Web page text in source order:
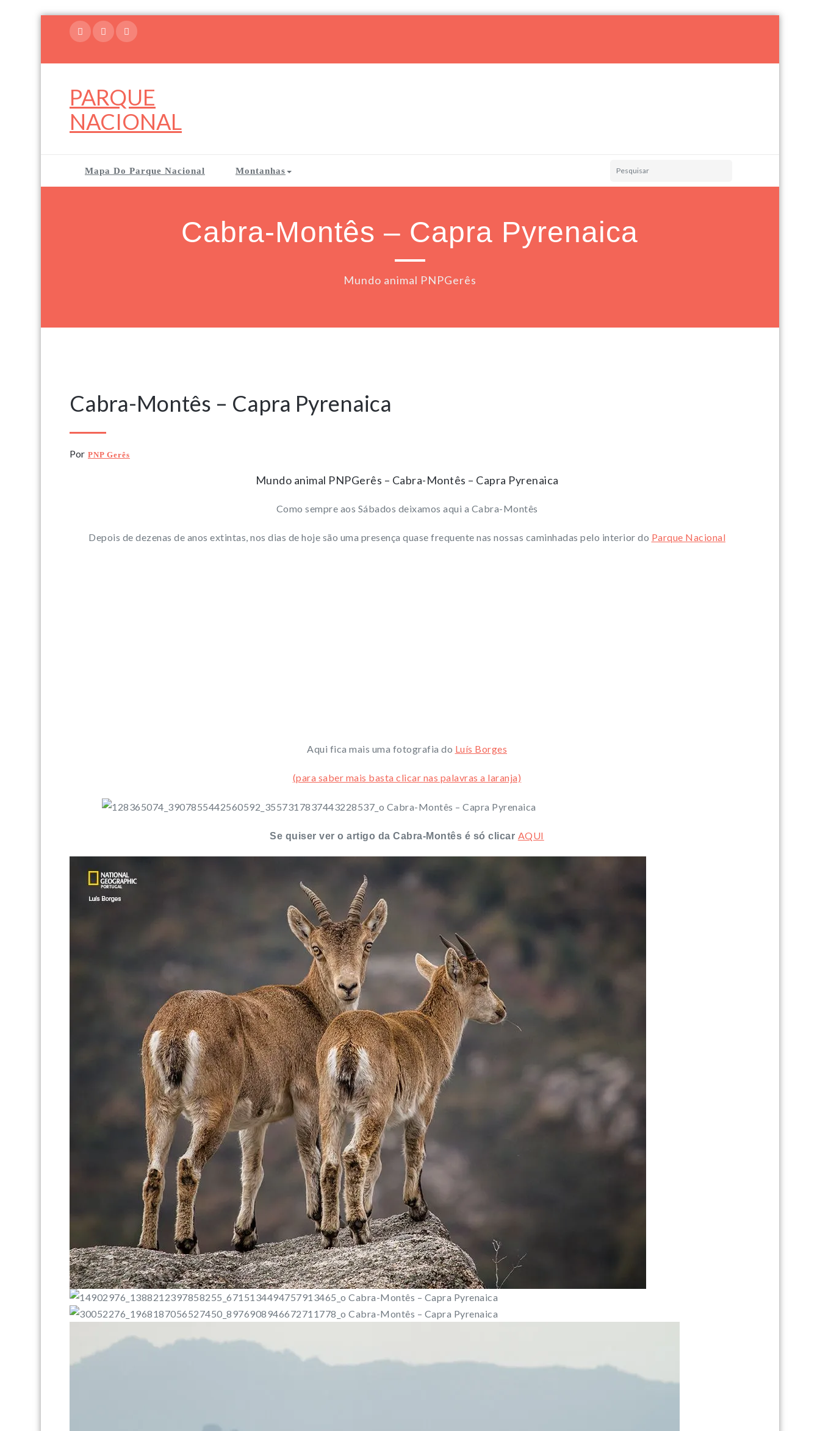
PARQUE
NACIONAL
Mapa Do Parque Nacional Montanhas
Cabra-Montês – Capra Pyrenaica
Mundo animal PNPGerês
Cabra-Montês – Capra Pyrenaica
Por PNP Gerês
Mundo animal PNPGerês – Cabra-Montês – Capra Pyrenaica
Como sempre aos Sábados deixamos aqui a Cabra-Montês
Depois de dezenas de anos extintas, nos dias de hoje são uma presença quase frequente nas nossas caminhadas pelo interior do Parque Nacional
Aqui fica mais uma fotografia do Luís Borges
(para saber mais basta clicar nas palavras a laranja)
Se quiser ver o artigo da Cabra-Montês é só clicar AQUI